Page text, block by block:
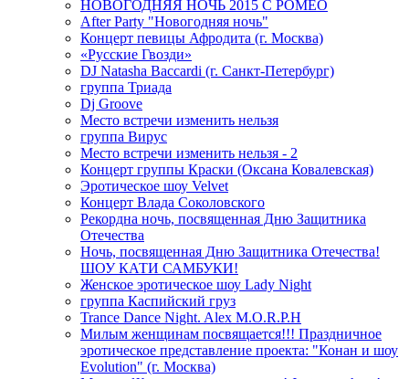
НОВОГОДНЯЯ НОЧЬ 2015 C РОМЕО
After Party "Новогодняя ночь"
Концерт певицы Афродита (г. Москва)
«Русские Гвозди»
DJ Natasha Baccardi (г. Санкт-Петербург)
группа Триада
Dj Groove
Место встречи изменить нельзя
группа Вирус
Место встречи изменить нельзя - 2
Концерт группы Краски (Оксана Ковалевская)
Эротическое шоу Velvet
Концерт Влада Соколовского
Рекордна ночь, посвященная Дню Защитника
Отечества
Ночь, посвященная Дню Защитника Отечества!
ШОУ КАТИ САМБУКИ!
Женское эротическое шоу Lady Night
группа Каспийский груз
Trance Dance Night. Alex M.O.R.P.H
Милым женщинам посвящается!!! Праздничное
эротическое представление проекта: "Конан и шоу
Evolution" (г. Москва)